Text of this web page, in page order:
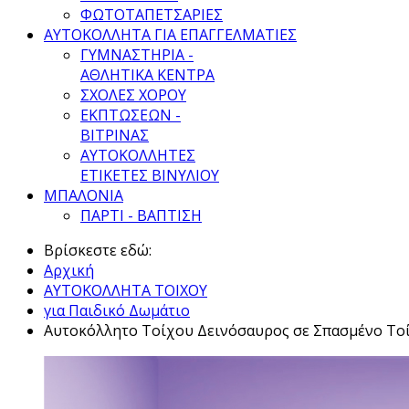
ΦΩΤΟΤΑΠΕΤΣΑΡΙΕΣ
ΑΥΤΟΚΟΛΛΗΤΑ ΓΙΑ ΕΠΑΓΓΕΛΜΑΤΙΕΣ
ΓΥΜΝΑΣΤΗΡΙΑ -
ΑΘΛΗΤΙΚΑ ΚΕΝΤΡΑ
ΣΧΟΛΕΣ ΧΟΡΟΥ
ΕΚΠΤΩΣΕΩΝ -
ΒΙΤΡΙΝΑΣ
ΑΥΤΟΚΟΛΛΗΤΕΣ
ΕΤΙΚΕΤΕΣ ΒΙΝΥΛΙΟΥ
ΜΠΑΛΟΝΙΑ
ΠΑΡΤΙ - ΒΑΠΤΙΣΗ
Βρίσκεστε εδώ:
Αρχική
ΑΥΤΟΚΟΛΛΗΤΑ ΤΟΙΧΟΥ
για Παιδικό Δωμάτιο
Αυτοκόλλητo Τοίχου Δεινόσαυρος σε Σπασμένο